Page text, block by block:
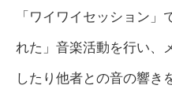
「ワイワイセッション」
れた」音楽活動を行い、
したり他者との音の響き